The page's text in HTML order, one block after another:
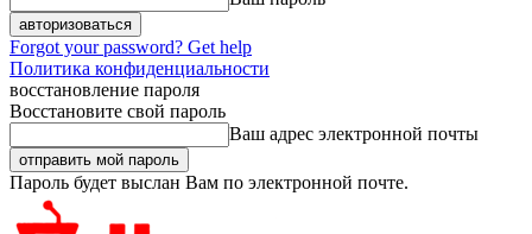
Forgot your password? Get help
Политика конфиденциальности
восстановление пароля
Восстановите свой пароль
Ваш адрес электронной почты
Пароль будет выслан Вам по электронной почте.